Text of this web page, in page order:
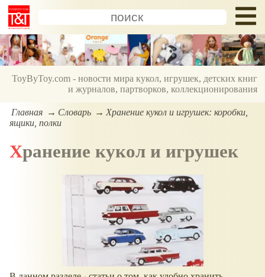
ToyByToy.com - новости мира кукол, игрушек, детских книг
и журналов, партворков, коллекционирования
Главная Словарь
Хранение кукол и игрушек: коробки,
ящики, полки
Хранение кукол и игрушек